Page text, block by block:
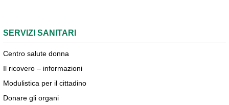
SERVIZI SANITARI
Centro salute donna
Il ricovero – informazioni
Modulistica per il cittadino
Donare gli organi